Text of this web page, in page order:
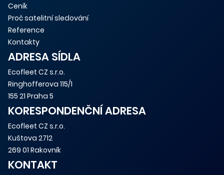
Ceník
Proč satelitní sledování
Reference
Kontakty
ADRESA SÍDLA
Ecofleet CZ s.r.o.
Ringhofferova 115/1
155 21 Praha 5
KORESPONDENČNÍ ADRESA
Ecofleet CZ s.r.o.
Kuštova 2712
269 01 Rakovník
KONTAKT